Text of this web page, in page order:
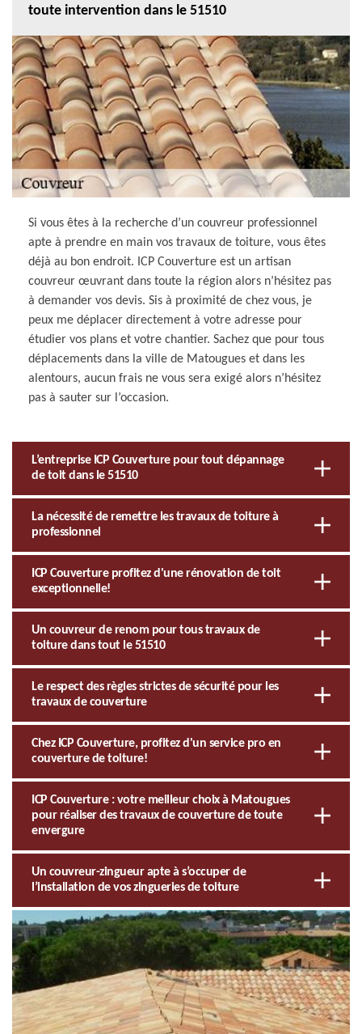
toute intervention dans le 51510
Si vous êtes à la recherche d’un couvreur professionnel
apte à prendre en main vos travaux de toiture, vous êtes
déjà au bon endroit. ICP Couverture est un artisan
couvreur œuvrant dans toute la région alors n’hésitez pas
à demander vos devis. Sis à proximité de chez vous, je
peux me déplacer directement à votre adresse pour
étudier vos plans et votre chantier. Sachez que pour tous
déplacements dans la ville de Matougues et dans les
alentours, aucun frais ne vous sera exigé alors n’hésitez
pas à sauter sur l’occasion.
L’entreprise ICP Couverture pour tout dépannage
de toit dans le 51510
La nécessité de remettre les travaux de toiture à
professionnel
ICP Couverture profitez d'une rénovation de toit
exceptionnelle!
Un couvreur de renom pour tous travaux de
toiture dans tout le 51510
Le respect des règles strictes de sécurité pour les
travaux de couverture
Chez ICP Couverture, profitez d'un service pro en
couverture de toiture!
ICP Couverture : votre meilleur choix à Matougues
pour réaliser des travaux de couverture de toute
envergure
Un couvreur-zingueur apte à s’occuper de
l’installation de vos zingueries de toiture